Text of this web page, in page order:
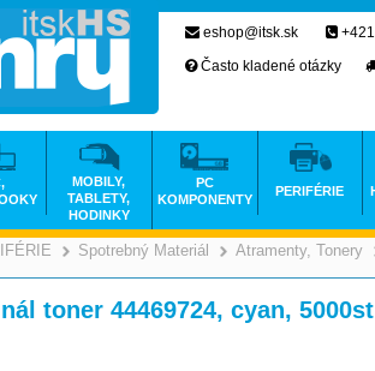
Spotrebný Materiál Atramenty, Tonery
toner 44469724, cyan,
eshop@itsk.sk
Často kladené otázky
MOBILY,
TABLETY,
HODINKY
PC
KOMPONENTY
PERIFÉRIE